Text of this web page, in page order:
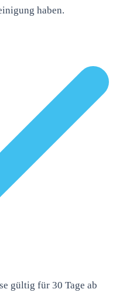
haben.
gültig für 30 Tage ab